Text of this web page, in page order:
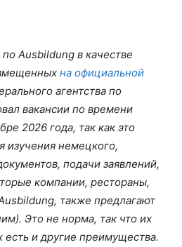
Ausbildung в качестве
на официальной
агентства по
вакансии по времени
2026 года, так как это
изучения немецкого,
подачи заявлений,
компании, рестораны,
также предлагают
Это не норма, так что их
есть и другие преимущества.